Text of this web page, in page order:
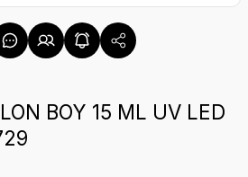
BOY 15 ML UV LED